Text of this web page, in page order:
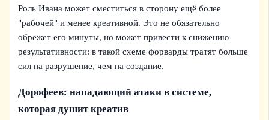
Роль Ивана может сместиться в сторону ещё более
"рабочей" и менее креативной. Это не обязательно
обрежет его минуты, но может привести к снижению
результативности: в такой схеме форварды тратят больше
сил на разрушение, чем на создание.
Дорофеев: нападающий атаки в системе,
которая душит креатив